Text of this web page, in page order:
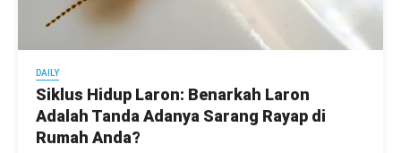
DAILY
Siklus Hidup Laron: Benarkah Laron
Adalah Tanda Adanya Sarang Rayap di
Rumah Anda?